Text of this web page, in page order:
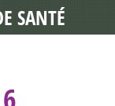
SANTÉ